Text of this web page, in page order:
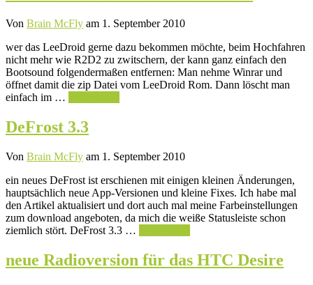
Von Brain McFly am 1. September 2010
wer das LeeDroid gerne dazu bekommen möchte, beim Hochfahren
nicht mehr wie R2D2 zu zwitschern, der kann ganz einfach den
Bootsound folgendermaßen entfernen: Man nehme Winrar und
öffnet damit die zip Datei vom LeeDroid Rom. Dann löscht man
einfach im …
DeFrost 3.3
Von Brain McFly am 1. September 2010
ein neues DeFrost ist erschienen mit einigen kleinen Änderungen,
hauptsächlich neue App-Versionen und kleine Fixes. Ich habe mal
den Artikel aktualisiert und dort auch mal meine Farbeinstellungen
zum download angeboten, da mich die weiße Statusleiste schon
ziemlich stört. DeFrost 3.3 …
neue Radioversion für das HTC Desire